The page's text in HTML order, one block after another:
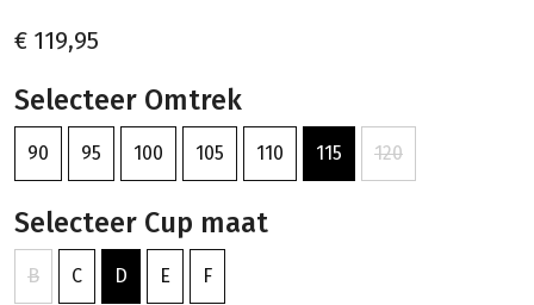
€ 119,95
Selecteer Omtrek
90 95 100 105 110 115 120
Selecteer Cup maat
B C D E F